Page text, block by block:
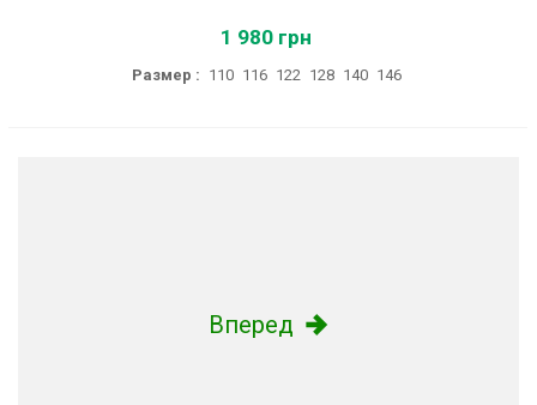
1 980 грн
Размер : 110 116 122 128 140 146
Вперед